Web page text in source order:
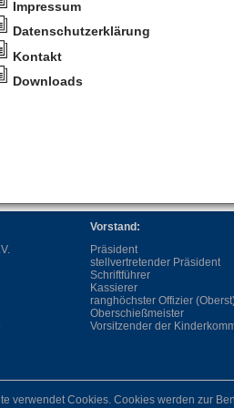
Impressum
Datenschutzerklärung
Kontakt
Downloads
Vorstand:
Präsident
stellvertretender Präsident
Schriftführer
Kassierer
ranghöchster Offizier
Oberschießmeister
Vorsitzender der
verwendet Cookies. Cookies werden zur